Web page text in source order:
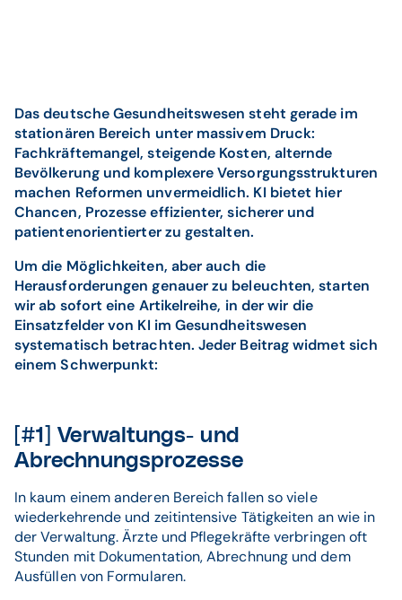
Das deutsche Gesundheitswesen steht gerade im
stationären Bereich unter massivem Druck:
Fachkräftemangel, steigende Kosten, alternde
Bevölkerung und komplexere Versorgungsstrukturen
machen Reformen unvermeidlich. KI bietet hier
Chancen, Prozesse effizienter, sicherer und
patientenorientierter zu gestalten.
Um die Möglichkeiten, aber auch die
Herausforderungen genauer zu beleuchten, starten
wir ab sofort eine Artikelreihe, in der wir die
Einsatzfelder von KI im Gesundheitswesen
systematisch betrachten. Jeder Beitrag widmet sich
einem Schwerpunkt:
[#1] Verwaltungs- und
Abrechnungsprozesse
In kaum einem anderen Bereich fallen so viele
wiederkehrende und zeitintensive Tätigkeiten an wie in
der Verwaltung. Ärzte und Pflegekräfte verbringen oft
Stunden mit Dokumentation, Abrechnung und dem
Ausfüllen von Formularen.